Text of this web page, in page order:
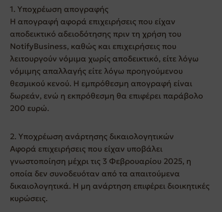
1. Υποχρέωση απογραφής
Η απογραφή αφορά επιχειρήσεις που είχαν
αποδεικτικό αδειοδότησης πριν τη χρήση του
NotifyBusiness, καθώς και επιχειρήσεις που
λειτουργούν νόμιμα χωρίς αποδεικτικό, είτε λόγω
νόμιμης απαλλαγής είτε λόγω προηγούμενου
θεσμικού κενού. Η εμπρόθεσμη απογραφή είναι
δωρεάν, ενώ η εκπρόθεσμη θα επιφέρει παράβολο
200 ευρώ.
2. Υποχρέωση ανάρτησης δικαιολογητικών
Αφορά επιχειρήσεις που είχαν υποβάλει
γνωστοποίηση μέχρι τις 3 Φεβρουαρίου 2025, η
οποία δεν συνοδευόταν από τα απαιτούμενα
δικαιολογητικά. Η μη ανάρτηση επιφέρει διοικητικές
κυρώσεις.